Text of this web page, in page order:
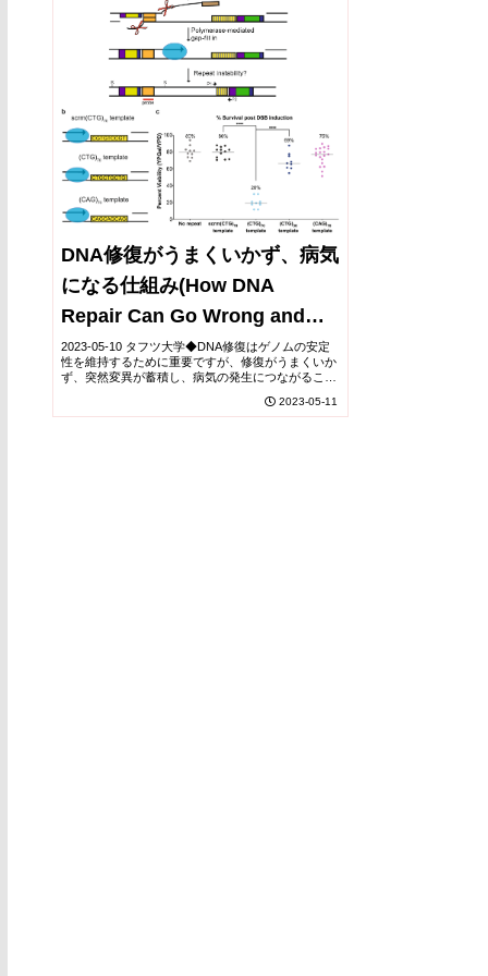
DNA修復がうまくいかず、病気
になる仕組み(How DNA
Repair Can Go Wrong and
Lead to Disease)
2023-05-10 タフツ大学◆DNA修復はゲノムの安定
性を維持するために重要ですが、修復がうまくいか
ず、突然変異が蓄積し、病気の発生につながること
ン病に見られるようなDNAの繰り返し配列の役...
2023-05-11